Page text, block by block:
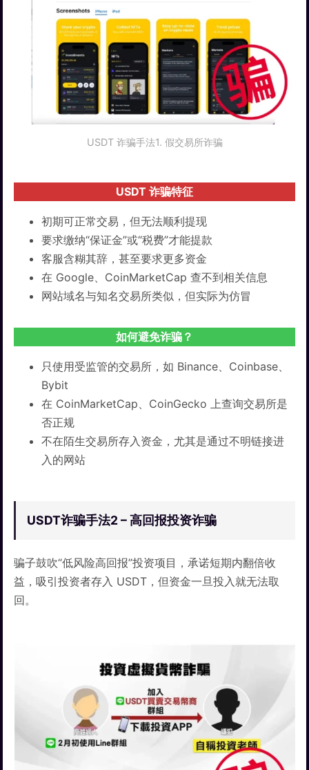
USDT 诈骗手法1. 假交易所诈骗
USDT 诈骗特征
初期可正常交易，但无法顺利提现
要求缴纳“保证金”或“税费”才能提款
客服含糊其辞，甚至要求更多资金
在 Google、CoinMarketCap 查不到相关信息
网站域名与知名交易所类似，但实际为仿冒
如何避免诈骗？
只使用受监管的交易所，如 Binance、Coinbase、
Bybit
在 CoinMarketCap、CoinGecko 上查询交易所是
否正规
不在陌生交易所存入资金，尤其是通过不明链接进
入的网站
USDT诈骗手法2 – 高回报投资诈骗
骗子鼓吹“低风险高回报”投资项目，承诺短期内翻倍收
益，吸引投资者存入 USDT，但资金一旦投入就无法取
回。